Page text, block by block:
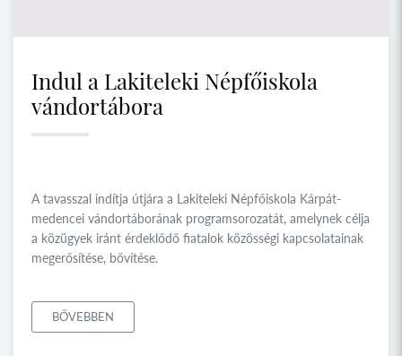
Indul a Lakiteleki Népfőiskola
vándortábora
A tavasszal indítja útjára a Lakiteleki Népfőiskola Kárpát-
medencei vándortáborának programsorozatát, amelynek célja
a közügyek iránt érdeklődő fiatalok közösségi kapcsolatainak
megerősítése, bővítése.
BŐVEBBEN